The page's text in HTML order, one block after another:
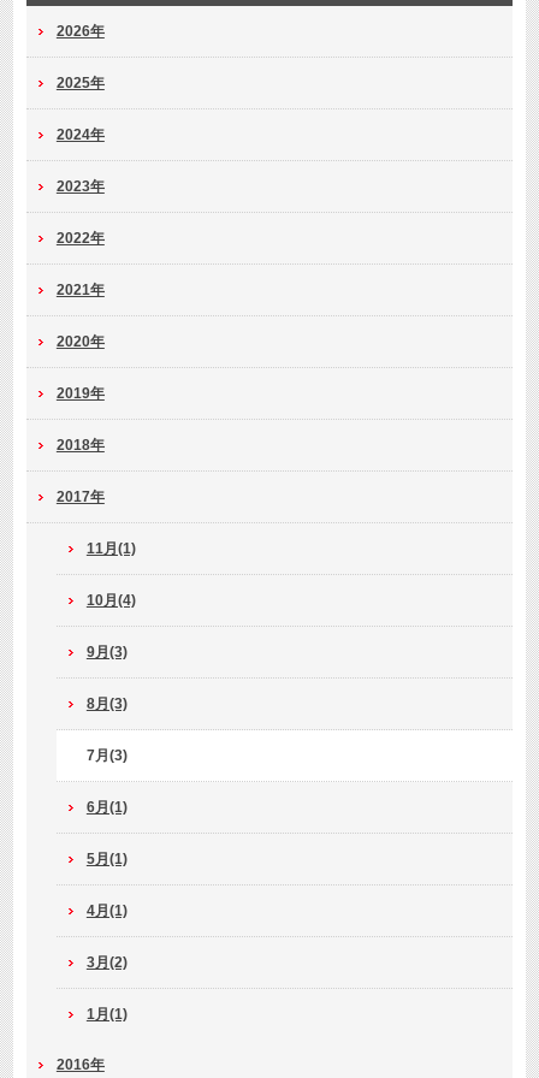
2026年
2025年
2024年
2023年
2022年
2021年
2020年
2019年
2018年
2017年
11月(1)
10月(4)
9月(3)
8月(3)
7月(3)
6月(1)
5月(1)
4月(1)
3月(2)
1月(1)
2016年